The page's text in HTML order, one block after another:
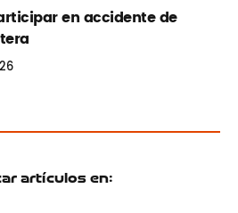
en accidente de
artículos en: